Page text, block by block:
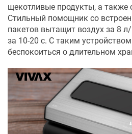
щекотливые продукты, а также
Стильный помощник со
пакетов вытащит воздух за 8
за 10-20 с. С таким
беспокоиться о длительном